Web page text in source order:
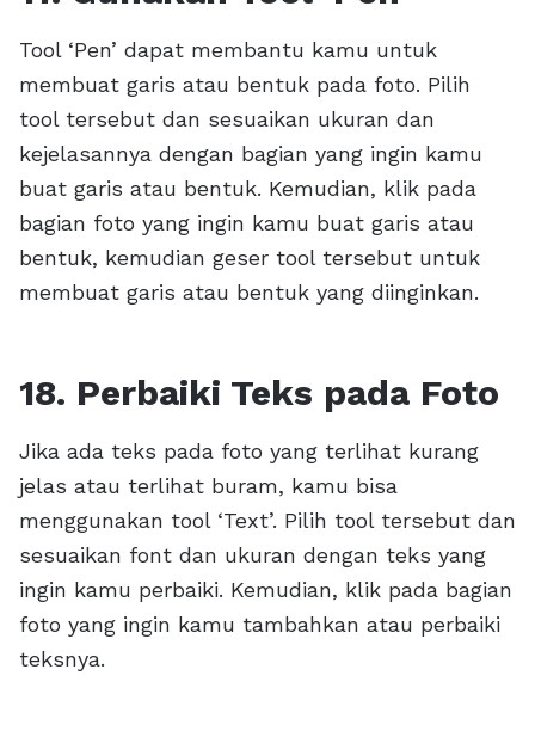
Tool ‘Pen’ dapat membantu kamu untuk
membuat garis atau bentuk pada foto. Pilih
tool tersebut dan sesuaikan ukuran dan
kejelasannya dengan bagian yang ingin kamu
buat garis atau bentuk. Kemudian, klik pada
bagian foto yang ingin kamu buat garis atau
bentuk, kemudian geser tool tersebut untuk
membuat garis atau bentuk yang diinginkan.
18. Perbaiki Teks pada Foto
Jika ada teks pada foto yang terlihat kurang
jelas atau terlihat buram, kamu bisa
menggunakan tool ‘Text’. Pilih tool tersebut dan
sesuaikan font dan ukuran dengan teks yang
ingin kamu perbaiki. Kemudian, klik pada bagian
foto yang ingin kamu tambahkan atau perbaiki
teksnya.